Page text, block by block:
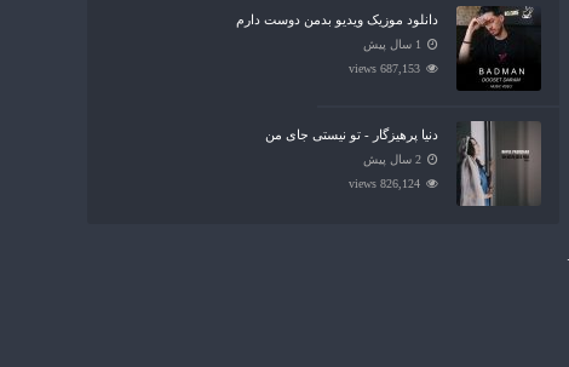
دانلود موزیک ویدیو بدمن دوست دارم
1 سال پیش
687,153 views
دنیا پرهیزگار - تو نیستی جای من
2 سال پیش
826,124 views